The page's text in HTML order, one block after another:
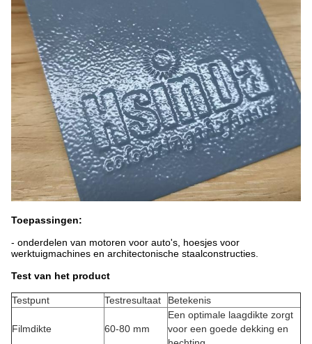
Toepassingen:
- onderdelen van motoren voor auto's, hoesjes voor
werktuigmachines en architectonische staalconstructies.
Test van het product
Testpunt Testresultaat Betekenis
Filmdikte 60-80 mm
Een optimale laagdikte zorgt
voor een goede dekking en